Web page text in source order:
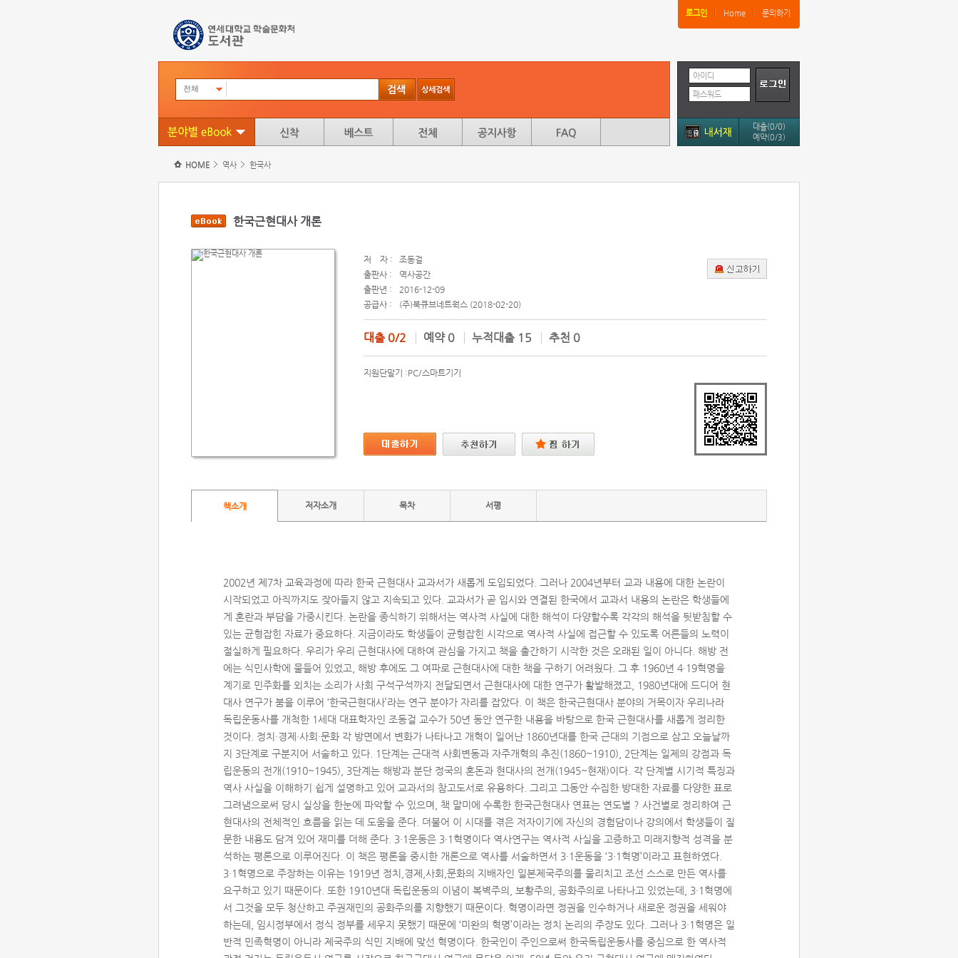
로그인 Home 문의하기
전체
아이디
패스워드
대출(0/0)
예약(0/3)
HOME 역사 한국사
한국근현대사 개론
저 자 :
조동걸
출판사 :
역사공간
출판년 :
2016-12-09
공급사 :
(주)북큐브네트웍스 (2018-02-20)
대출 0/2 예약 0 누적대출 15 추천 0
지원단말기 :PC/스마트기기
책소개 저자소개 목차 서평
2002년 제7차 교육과정에 따라 한국 근현대사 교과서가 새롭게 도입되었다. 그러나 2004년부터 교과 내용에 대한 논란이
시작되었고 아직까지도 잦아들지 않고 지속되고 있다. 교과서가 곧 입시와 연결된 한국에서 교과서 내용의 논란은 학생들에
게 혼란과 부담을 가중시킨다. 논란을 종식하기 위해서는 역사적 사실에 대한 해석이 다양할수록 각각의 해석을 뒷받침할 수
있는 균형잡힌 자료가 중요하다. 지금이라도 학생들이 균형잡힌 시각으로 역사적 사실에 접근할 수 있도록 어른들의 노력이
절실하게 필요하다. 우리가 우리 근현대사에 대하여 관심을 가지고 책을 출간하기 시작한 것은 오래된 일이 아니다. 해방 전
에는 식민사학에 물들어 있었고, 해방 후에도 그 여파로 근현대사에 대한 책을 구하기 어려웠다. 그 후 1960년 4·19혁명을
계기로 민주화를 외치는 소리가 사회 구석구석까지 전달되면서 근현대사에 대한 연구가 활발해졌고, 1980년대에 드디어 현
대사 연구가 붐을 이루어 ‘한국근현대사’라는 연구 분야가 자리를 잡았다. 이 책은 한국근현대사 분야의 거목이자 우리나라
독립운동사를 개척한 1세대 대표학자인 조동걸 교수가 50년 동안 연구한 내용을 바탕으로 한국 근현대사를 새롭게 정리한
것이다. 정치·경제·사회·문화 각 방면에서 변화가 나타나고 개혁이 일어난 1860년대를 한국 근대의 기점으로 삼고 오늘날까
지 3단계로 구분지어 서술하고 있다. 1단계는 근대적 사회변동과 자주개혁의 추진(1860~1910), 2단계는 일제의 강점과 독
립운동의 전개(1910~1945), 3단계는 해방과 분단 정국의 혼돈과 현대사의 전개(1945~현재)이다. 각 단계별 시기적 특징과
역사 사실을 이해하기 쉽게 설명하고 있어 교과서의 참고도서로 유용하다. 그리고 그동안 수집한 방대한 자료를 다양한 표로
그려냄으로써 당시 실상을 한눈에 파악할 수 있으며, 책 말미에 수록한 한국근현대사 연표는 연도별 ? 사건별로 정리하여 근
현대사의 전체적인 흐름을 읽는 데 도움을 준다. 더불어 이 시대를 겪은 저자이기에 자신의 경험담이나 강의에서 학생들이 질
문한 내용도 담겨 있어 재미를 더해 준다. 3·1운동은 3·1혁명이다 역사연구는 역사적 사실을 고증하고 미래지향적 성격을 분
석하는 평론으로 이루어진다. 이 책은 평론을 중시한 개론으로 역사를 서술하면서 3·1운동을 ‘3·1혁명’이라고 표현하였다.
3·1혁명으로 주장하는 이유는 1919년 정치,경제,사회,문화의 지배자인 일본제국주의를 물리치고 조선 스스로 만든 역사를
요구하고 있기 때문이다. 또한 1910년대 독립운동의 이념이 복벽주의, 보황주의, 공화주의로 나타나고 있었는데, 3·1혁명에
서 그것을 모두 청산하고 주권재민의 공화주의를 지향했기 때문이다. 혁명이라면 정권을 인수하거나 새로운 정권을 세워야
하는데, 임시정부에서 정식 정부를 세우지 못했기 때문에 ‘미완의 혁명’이라는 정치 논리의 주장도 있다. 그러나 3·1혁명은 일
반적 민족혁명이 아니라 제국주의 식민 지배에 맞선 혁명이다. 한국인이 주인으로써 한국독립운동사를 중심으로 한 역사적